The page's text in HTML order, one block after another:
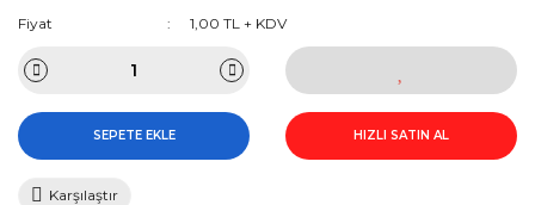
Fiyat
1,00 TL + KDV
SEPETE EKLE HIZLI SATIN AL
Karşılaştır